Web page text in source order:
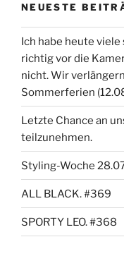
NEUESTE
Ich habe heute
richtig vor die
nicht. Wir
Sommerferien
Letzte Chance an
teilzunehmen.
Styling-Woche
ALL BLACK. #369
SPORTY LEO. #368